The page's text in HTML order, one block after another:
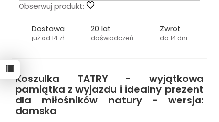
Obserwuj produkt:
Dostawa
już od 14 zł
20 lat
doświadczeń
Zwrot
do 14 dni
Koszulka TATRY - wyjątkowa
pamiątka z wyjazdu i idealny prezent
dla miłośników natury - wersja:
damska